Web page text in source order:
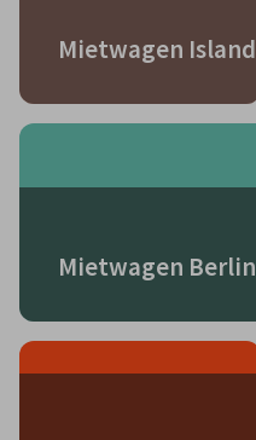
Mietwagen Island
Mietwagen Berlin